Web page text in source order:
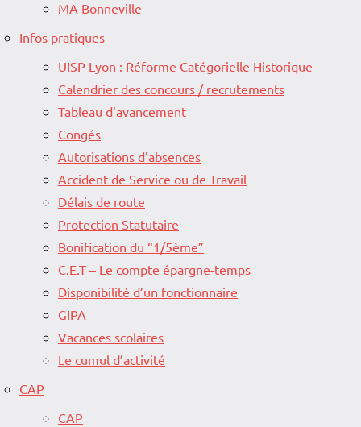
MA Bonneville
Infos pratiques
UISP Lyon : Réforme Catégorielle Historique
Calendrier des concours / recrutements
Tableau d’avancement
Congés
Autorisations d’absences
Accident de Service ou de Travail
Délais de route
Protection Statutaire
Bonification du “1/5ème”
C.E.T – Le compte épargne-temps
Disponibilité d’un fonctionnaire
GIPA
Vacances scolaires
Le cumul d’activité
CAP
CAP